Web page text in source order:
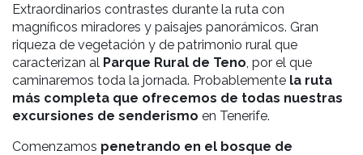
Extraordinarios contrastes durante la ruta con
magníficos miradores y paisajes panorámicos. Gran
riqueza de vegetación y de patrimonio rural que
caracterizan al Parque Rural de Teno , por el que
caminaremos toda la jornada. Probablemente la ruta
más completa que ofrecemos de todas nuestras
excursiones de senderismo en Tenerife.
Comenzamos penetrando en el bosque de